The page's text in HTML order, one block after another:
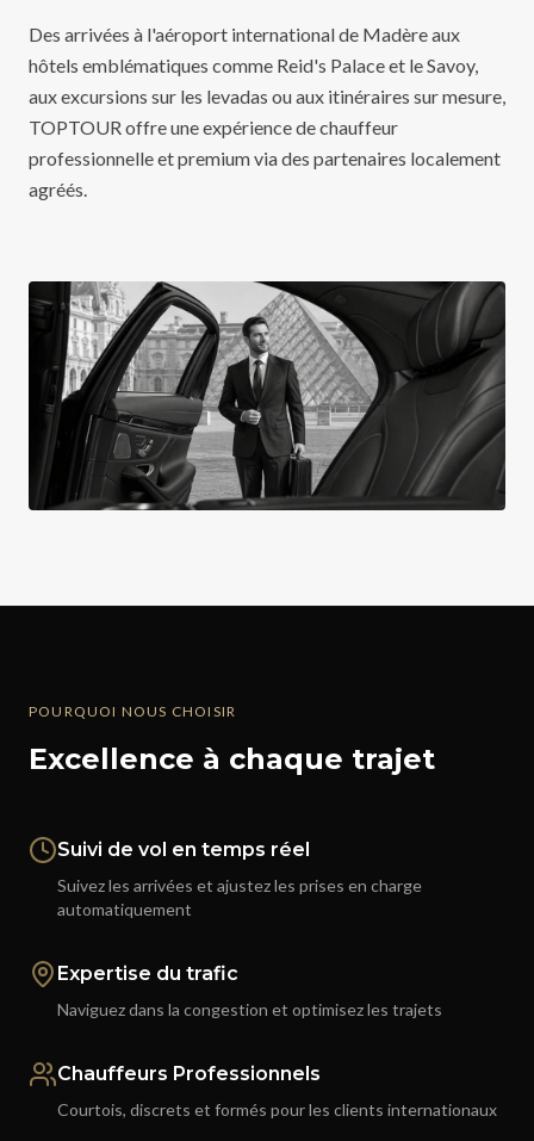
Des arrivées à l'aéroport international de Madère aux
hôtels emblématiques comme Reid's Palace et le Savoy,
aux excursions sur les levadas ou aux itinéraires sur mesure,
TOPTOUR offre une expérience de chauffeur
professionnelle et premium via des partenaires localement
agréés.
POURQUOI NOUS CHOISIR
Excellence à chaque trajet
Suivi de vol en temps réel
Suivez les arrivées et ajustez les prises en charge
automatiquement
Expertise du trafic
Naviguez dans la congestion et optimisez les trajets
Chauffeurs Professionnels
Courtois, discrets et formés pour les clients internationaux